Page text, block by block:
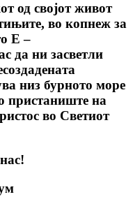
од својот живот
во копнеж за
Е –
да ни засветли
низ бурното море
пристаниште на
во Светиот